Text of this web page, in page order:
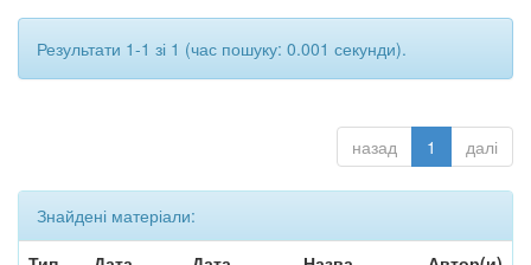
Результати 1-1 зі 1 (час пошуку: 0.001 секунди).
назад 1 далі
Знайдені матеріали: